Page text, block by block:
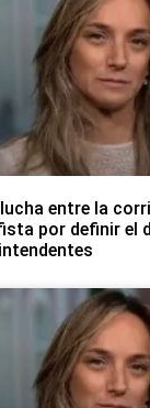
entre la
por definir el